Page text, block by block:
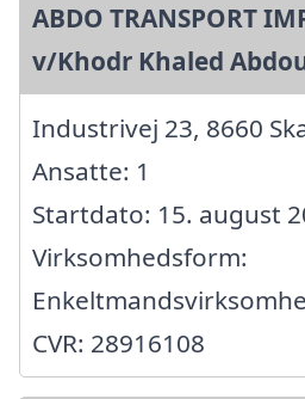
ABDO TRANSPORT
v/Khodr Khaled
Industrivej 23, 8660
Ansatte: 1
Startdato: 15. august
Virksomhedsform:
CVR: 28916108